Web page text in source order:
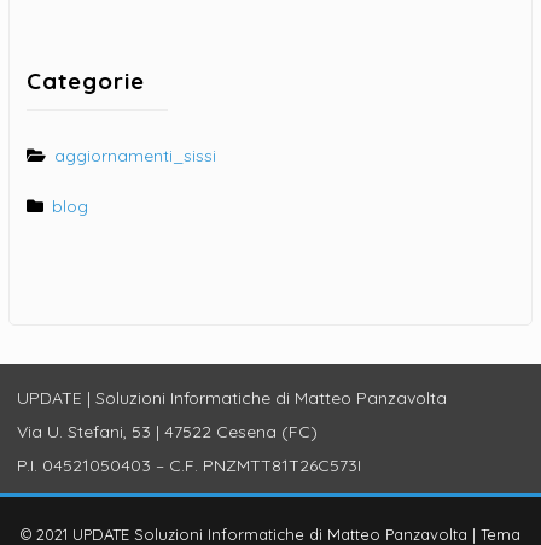
Categorie
aggiornamenti_sissi
blog
UPDATE | Soluzioni Informatiche di Matteo Panzavolta
Via U. Stefani, 53 | 47522 Cesena (FC)
P.I. 04521050403 – C.F. PNZMTT81T26C573I
© 2021 UPDATE Soluzioni Informatiche di Matteo Panzavolta | Tema